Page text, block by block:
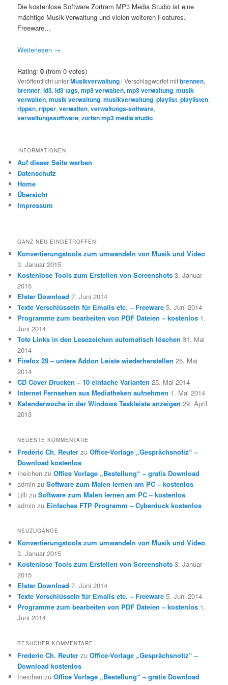
Die kostenlose Software Zortram MP3 Media Studio ist eine
mächtige Musik-Verwaltung und vielen weiteren Features.
Freeware…
Weiterlesen →
Rating:0 (from 0 votes)
Veröffentlicht unterMusikverwaltung |Verschlagwortet mitbrennen,
brenner,id3,id3 tags,mp3 verwalten,mp3 verwaltung,musik
verwalten,musik verwaltung,musikverwaltung,playlist,playlisten,
rippen,ripper,verwalten,verwaltungs-software,
verwaltungssoftware,zortan mp3 media studio
INFORMATIONEN
Auf dieser Seite werben
Datenschutz
Home
Übersicht
Impressum
GANZ NEU EINGETROFFEN:
Konvertierungstools zum umwandeln von Musik und Video
3. Januar 2015
Kostenlose Tools zum Erstellen von Screenshots 3. Januar
2015
Elster Download 7. Juni 2014
Texte Verschlüsseln für Emails etc. – Freeware 5. Juni 2014
Programme zum bearbeiten von PDF Dateien – kostenlos 1.
Juni 2014
Tote Links in den Lesezeichen automatisch löschen 31. Mai
2014
Firefox 29 – untere Addon Leiste wiederherstellen 25. Mai
2014
CD Cover Drucken – 10 einfache Varianten 25. Mai 2014
Internet Fernsehen aus Mediatheken aufnehmen 1. Mai 2014
Kalenderwoche in der Windows Taskleiste anzeigen 29. April
2013
NEUESTE KOMMENTARE
Frederic Ch. Reuter zuOffice-Vorlage „Gesprächsnotiz“ –
Download kostenlos
Ineichen zuOffice Vorlage „Bestellung“ – gratis Download
admin zuSoftware zum Malen lernen am PC – kostenlos
Lilli zuSoftware zum Malen lernen am PC – kostenlos
admin zu Einfaches FTP Programm – Cyberduck kostenlos
NEUZUGÄNGE
Konvertierungstools zum umwandeln von Musik und Video
3. Januar 2015
Kostenlose Tools zum Erstellen von Screenshots 3. Januar
2015
Elster Download 7. Juni 2014
Texte Verschlüsseln für Emails etc. – Freeware 5. Juni 2014
Programme zum bearbeiten von PDF Dateien – kostenlos 1.
Juni 2014
BESUCHER KOMMENTARE
Frederic Ch. Reuter zuOffice-Vorlage „Gesprächsnotiz“ –
Download kostenlos
Ineichen zuOffice Vorlage „Bestellung“ – gratis Download